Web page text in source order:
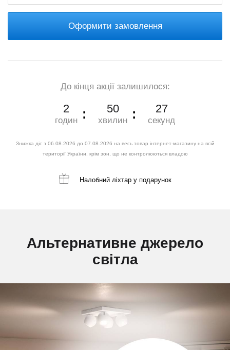
Оформити замовлення
До кінця акції залишилося:
2
годин
50
хвилин
25
секунд
Знижка діє з 06.08.2026 до 07.08.2026 на весь товар інтернет-магазину на всій
території України, крім зон, що не контролюються владою
Налобний ліхтару подарунок
Альтернативне джерело
світла